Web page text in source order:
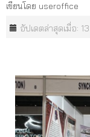
เขียนโดย useroffice
อัปเดตล่าสุดเมื่อ: